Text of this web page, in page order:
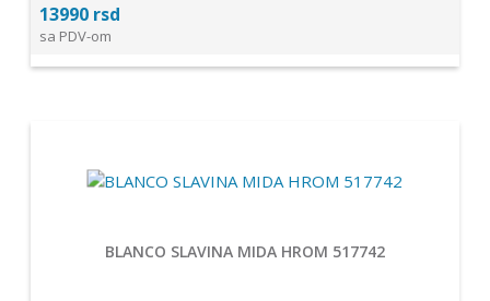
13990 rsd
sa PDV-om
BLANCO SLAVINA MIDA HROM 517742